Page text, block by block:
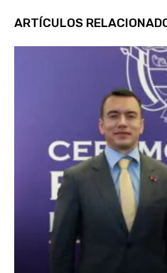
ARTÍCULOS